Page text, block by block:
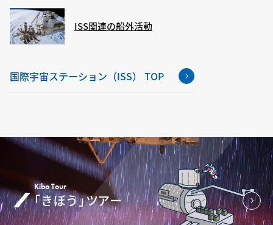
ISS関連の船外活動
国際宇宙ステーション（ISS） TOP
Kibo Tour
「きぼう」ツアー